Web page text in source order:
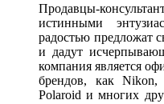
Продавцы-
истинными
радостью предложат
и дадут
компания является
брендов, как Nikon,
Polaroid и многих